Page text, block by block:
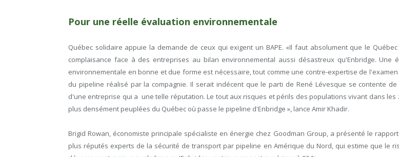
Pour une réelle évaluation environnementale
Québec solidaire appuie la demande de ceux qui exigent un BAPE. «Il faut absolument que le
complaisance face à des entreprises au bilan environnemental aussi désastreux qu'Enbridge. Une
environnementale en bonne et due forme est nécessaire, tout comme une contre-expertise de
du pipeline réalisé par la compagnie. Il serait indécent que le parti de René Lévesque se contente
d'une entreprise qui a une telle réputation. Le tout aux risques et périls des populations vivant dans les
plus densément peuplées du Québec où passe le pipeline d'Enbridge », lance Amir Khadir.
Brigid Rowan, économiste principale spécialiste en énergie chez Goodman Group, a présenté le
plus réputés experts de la sécurité de transport par pipeline en Amérique du Nord, qui estime que le